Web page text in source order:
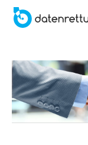
FESTPLATTEN /
RAID-SYSTEM
NAS-SYSTEM